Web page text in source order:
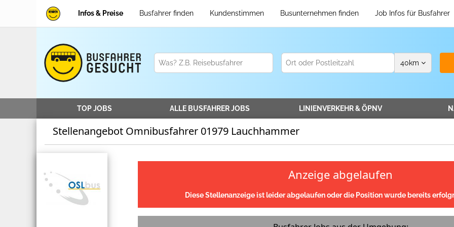
Infos & Preise Busfahrer finden Kundenstimmen Busunternehmen finden Job Infos für Busfahrer
40km
TOP JOBS ALLE BUSFAHRERJOBS LINIENVERKEHR& ÖPNV
Stellenangebot Omnibusfahrer 01979 Lauchhammer
Anzeige abgelaufen
Diese Stellenanzeige ist leider abgelaufen oder die Position wurde bereits